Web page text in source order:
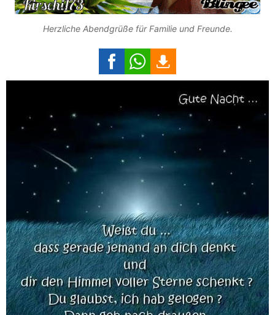
Herzliche Abendgrüße für Familie und Freunde.